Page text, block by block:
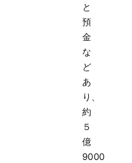
と
預
金
な
ど
あ
り、
約
５
億
9000